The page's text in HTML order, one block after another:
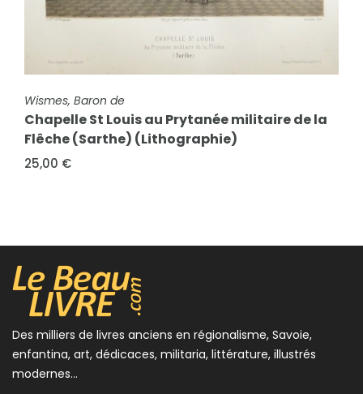
FICHE COMPLÈTE
Wismes, Baron de
Chapelle St Louis au Prytanée militaire de la
Flêche (Sarthe) (Lithographie)
25,00 €
FICHE COMPLÈTE
Wismes, Baron de
(Lithographie)
28,00 €
Des milliers de livres anciens en régionalisme, Savoie,
enfantina, art, dédicaces, militaria, littérature, illustrés
modernes...